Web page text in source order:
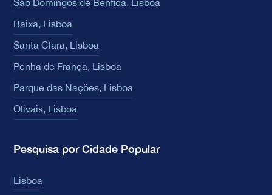
São Domingos de Benfica, Lisboa
Baixa, Lisboa
Santa Clara, Lisboa
Penha de França, Lisboa
Parque das Nações, Lisboa
Olivais, Lisboa
Pesquisa por Cidade Popular
Lisboa